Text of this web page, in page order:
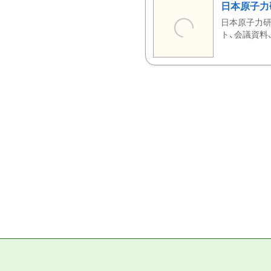
日本原子
日本原子力
ト、会議資